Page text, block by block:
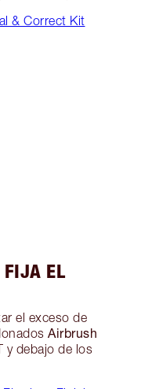
& Correct Kit
FIJA EL
el exceso de
Airbrush
y debajo de los